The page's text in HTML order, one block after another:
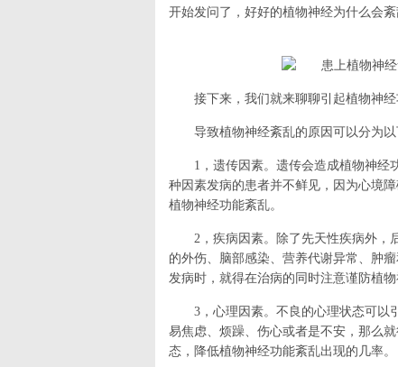
开始发问了，好好的植物神经为什么会紊
接下来，我们就来聊聊引起植物神
导致植物神经紊乱的原因可以分为
1，遗传因素。遗传会造成植物神经
种因素发病的患者并不鲜见，因为心境
植物神经功能紊乱。
2，疾病因素。除了先天性疾病外，
的外伤、脑部感染、营养代谢异常、肿
发病时，就得在治病的同时注意谨防植
3，心理因素。不良的心理状态可以
易焦虑、烦躁、伤心或者是不安，那么
态，降低植物神经功能紊乱出现的几率。